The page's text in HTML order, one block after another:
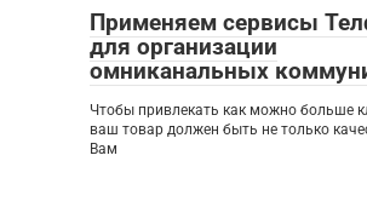
Применяем сервисы
для организации
омниканальных
Чтобы привлекать как можно больше
ваш товар должен быть не только
Вам